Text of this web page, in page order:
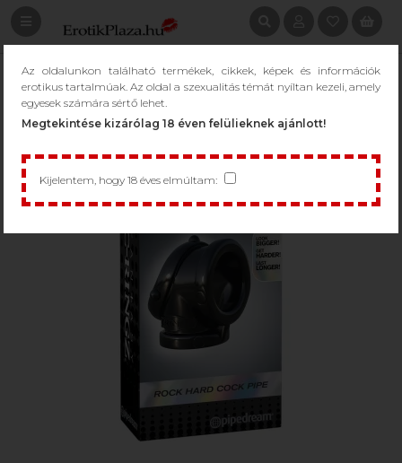
Az oldalunkon található termékek, cikkek, képek és információk
erotikus tartalmúak. Az oldal a szexualitás témát nyíltan kezeli, amely
egyesek számára sértő lehet.
Megtekintése kizárólag 18 éven felülieknek ajánlott!
Kijelentem, hogy 18 éves elmúltam: